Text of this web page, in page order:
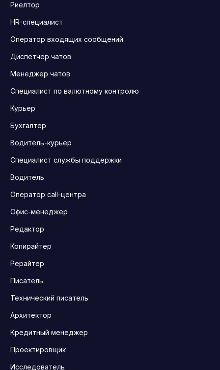
Риелтор
HR-специалист
Оператор входящих сообщений
Диспетчер чатов
Менеджер чатов
Специалист по валютному контролю
Курьер
Бухгалтер
Водитель-курьер
Специалист службы поддержки
Водитель
Оператор call-центра
Офис-менеджер
Редактор
Копирайтер
Рерайтер
Писатель
Технический писатель
Архитектор
Кредитный менеджер
Проектировщик
Исследователь